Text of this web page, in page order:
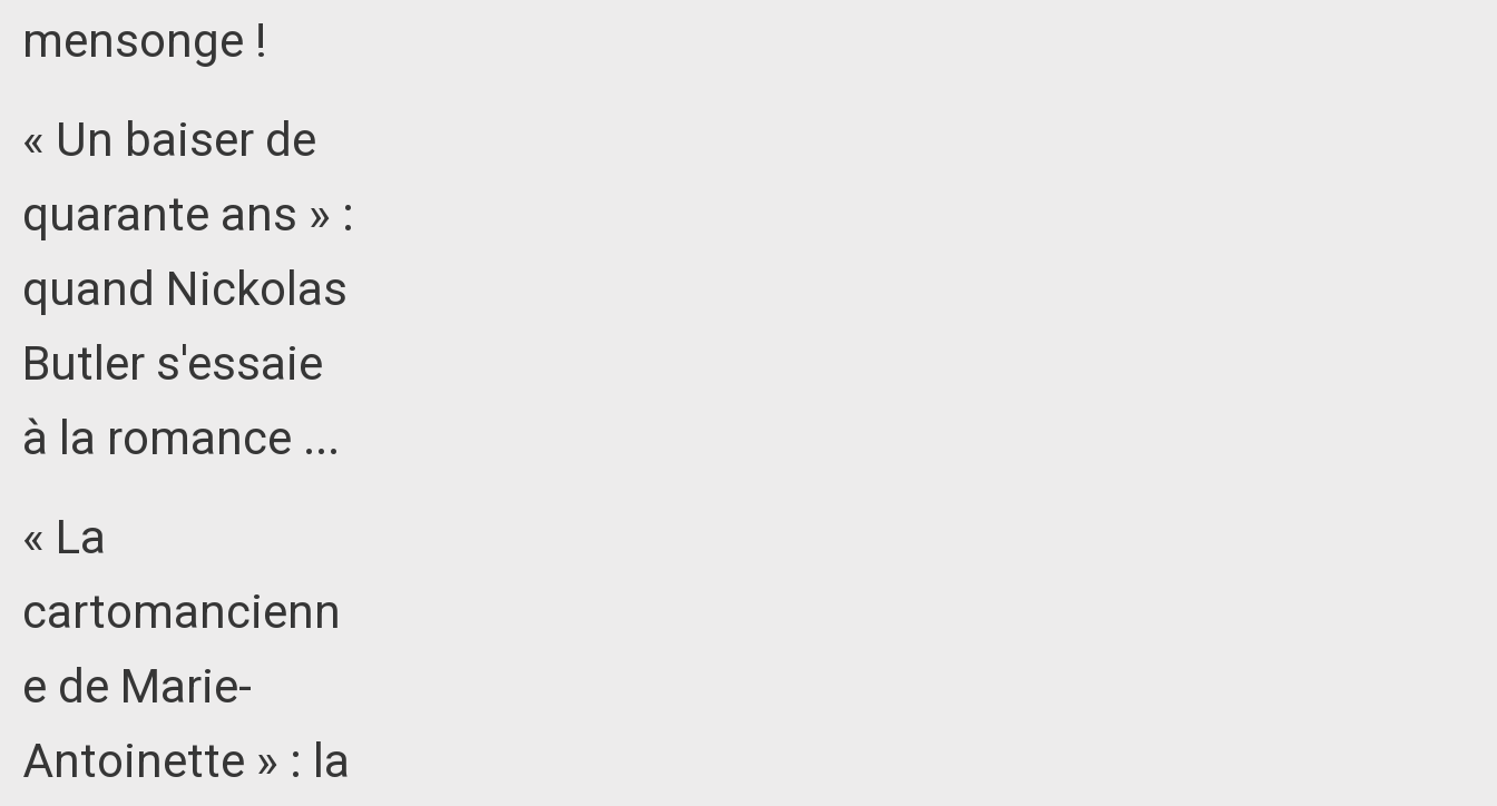
mensonge !
« Un baiser de
quarante ans » :
quand Nickolas
Butler s'essaie
à la romance ...
« La
cartomancienn
e de Marie-
Antoinette » : la